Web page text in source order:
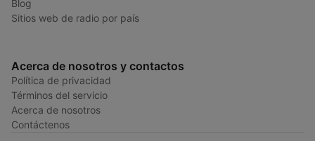
Blog
Sitios web de radio por país
Acerca de nosotros y contactos
Política de privacidad
Términos del servicio
Acerca de nosotros
Contáctenos